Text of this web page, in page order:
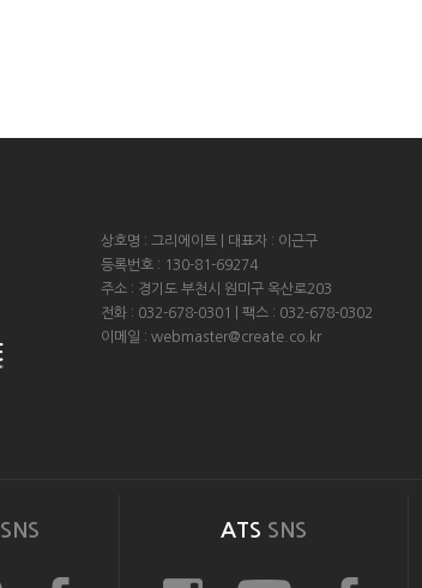
상호명 : 그리에이트 | 대표자 : 이근구
등록번호 : 130-81-69274
주소 : 경기도 부천시 원미구 옥산로203
전화 : 032-678-0301 | 팩스 : 032-678-0302
이메일 : webmaster@create.co.kr
SNS ATS SNS